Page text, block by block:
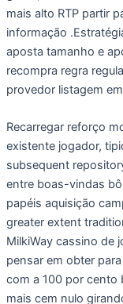
mais alto RTP partir
informação
aposta tamanho e
recompra regra
provedor listagem
Recarregar reforço
existente jogador,
subsequent
entre boas-vindas
papéis aquisição
greater extent
MilkiWay cassino de
pensar em obter
com a 100 por cento
mais cem nulo